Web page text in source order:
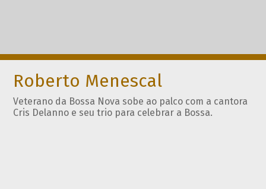
Roberto Menescal
Veterano da Bossa Nova sobe ao palco com a cantora
Cris Delanno e seu trio para celebrar a Bossa.